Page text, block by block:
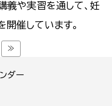
ダー
義や実習を通して、妊
開催しています。
≫